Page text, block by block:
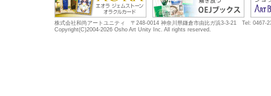
株式会社和尚アートユニティ 〒248-0014 神奈川県鎌倉市由比ガ浜3-3-21 Tel: 0467-
Copyright(C)2004-2026 Osho Art Unity Inc. All rights reserved.